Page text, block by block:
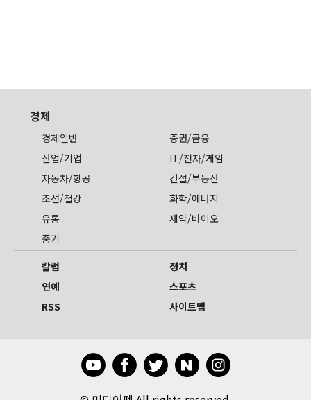
경제
경제일반
증권/금융
산업/기업
IT/전자/게임
자동차/항공
건설/부동산
조선/철강
화학/에너지
유통
제약/바이오
중기
칼럼
정치
연예
스포츠
RSS
사이트맵